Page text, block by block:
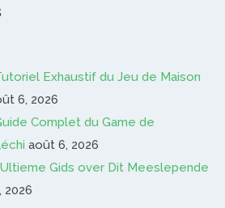
Exhaustif du Jeu de Maison
6, 2026
Complet du Game de
août 6, 2026
Gids over Dit Meeslepende
2026